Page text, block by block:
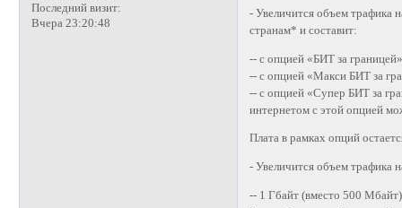
Последний визит:
Вчера 23:20:48
- Увеличится объем трафика
странам* и составит:
-- с опцией «БИТ за
-- с опцией «Макси БИТ за
-- с опцией «Супер БИТ за
интернетом с этой опцией
Плата в рамках опций
- Увеличится объем трафика
-- 1 Гбайт (вместо 500